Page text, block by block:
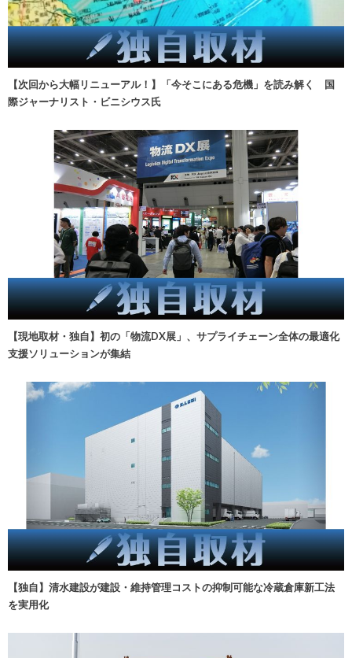
【次回から大幅リニューアル！】「今そこにある危機」を読み解く 国
際ジャーナリスト・ビニシウス氏
【現地取材・独自】初の「物流DX展」、サプライチェーン全体の最適化
支援ソリューションが集結
【独自】清水建設が建設・維持管理コストの抑制可能な冷蔵倉庫新工法
を実用化